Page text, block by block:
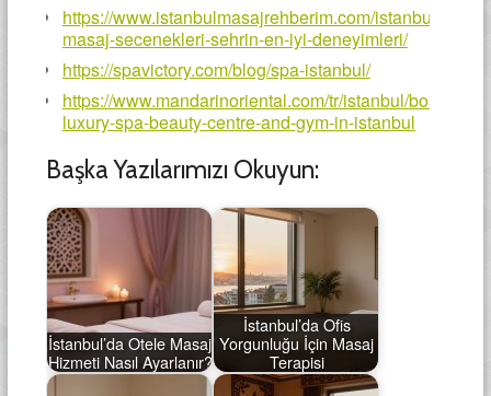
https://www.istanbulmasajrehberim.com/istanbul-
masaj-secenekleri-sehrin-en-iyi-deneyimleri/
https://spavictory.com/blog/spa-istanbul/
https://www.mandarinoriental.com/tr/istanbul/
luxury-spa-beauty-centre-and-gym-in-istanbul
Başka Yazılarımızı Okuyun:
İstanbul’da Otele Masaj
Hizmeti Nasıl Ayarlanır?
İstanbul’da Ofis
Yorgunluğu İçin Masaj
Terapisi